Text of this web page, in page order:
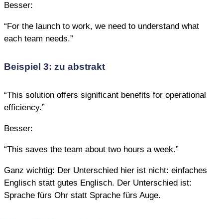
Besser:
“For the launch to work, we need to understand what
each team needs.”
Beispiel 3: zu abstrakt
“This solution offers significant benefits for operational
efficiency.”
Besser:
“This saves the team about two hours a week.”
Ganz wichtig: Der Unterschied hier ist nicht: einfaches
Englisch statt gutes Englisch. Der Unterschied ist:
Sprache fürs Ohr statt Sprache fürs Auge.